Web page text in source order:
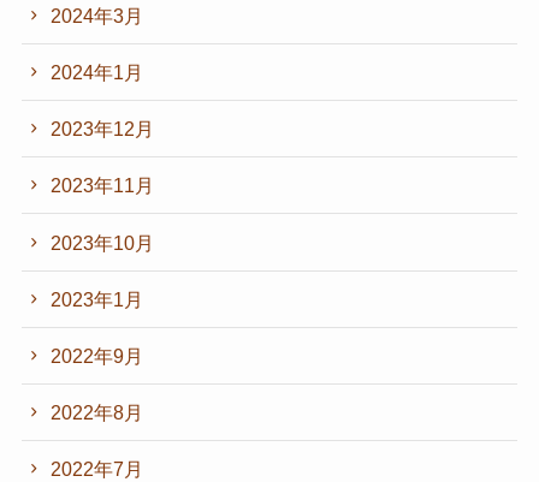
2024年3月
2024年1月
2023年12月
2023年11月
2023年10月
2023年1月
2022年9月
2022年8月
2022年7月